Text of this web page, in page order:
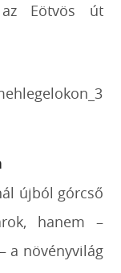
az Eötvös út
újból górcső
hanem –
a növényvilág